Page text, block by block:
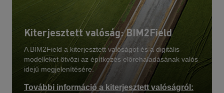
Kiterjesztett valóság: BIM2Field
A BIM2Field a kiterjesztett valóságot és a digitális
modelleket ötvözi az építkezés előrehaladásának valós
idejű megjelenítésére.
További információ a kiterjesztett valóságról: